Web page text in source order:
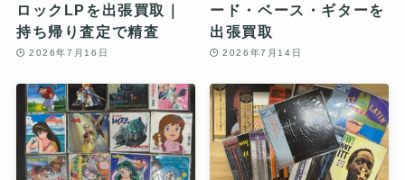
ロックLPを出張買取｜
持ち帰り査定で精査
2026年7月16日
ード・ベース・ギターを
出張買取
2026年7月14日